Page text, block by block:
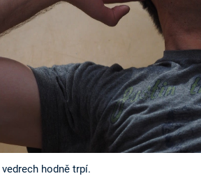
hodně trpí.